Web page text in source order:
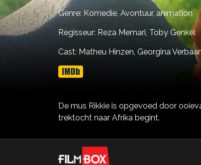
Genre:Komedie,Avontuur, animation
Regisseur: Reza Memari, Toby Genkel
Cast: Matheu Hinzen, Georgina
De mus Rikkie is opgevoed door
trektocht naar Afrika begint.